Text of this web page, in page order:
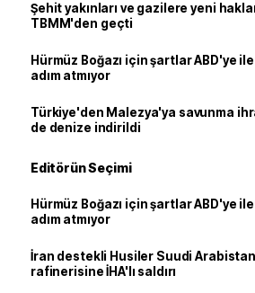
Şehit yakınları ve gazilere yeni
TBMM'den geçti
Hürmüz Boğazı için şartlar ABD'ye
adım atmıyor
Türkiye'den Malezya'ya savunma
de denize indirildi
Editörün Seçimi
Hürmüz Boğazı için şartlar ABD'ye
adım atmıyor
İran destekli Husiler Suudi
rafinerisine İHA'lı saldırı